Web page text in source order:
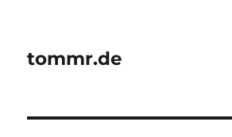
tommr.de